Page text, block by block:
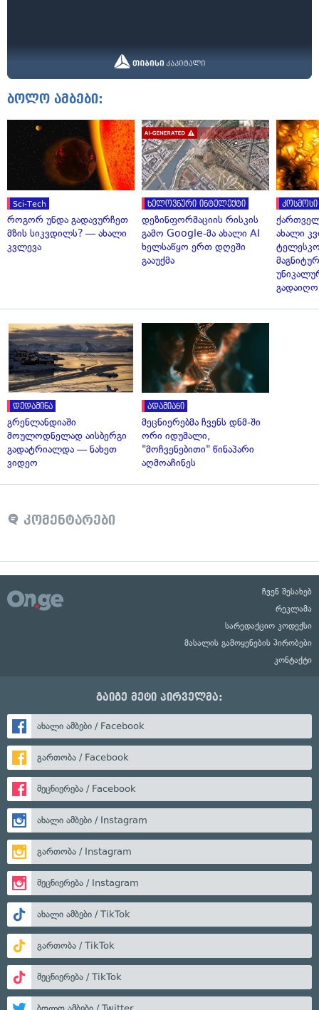
ბოლო ამბები:
Sci-Tech
როგორ უნდა გადავურჩეთ
მზის სიკვდილს? — ახალი
კვლევა
ხელოვნური ინტელექტი
დეზინფორმაციის რისკის
გამო Google-მა ახალი AI
ხელსაწყო ერთ დღეში
გააუქმა
კოსმოსი
ახალი
გადაიღო
დედამიწა
გრენლანდიაში
მოულოდნელად აისბერგი
გადატრიალდა — ნახეთ
ვიდეო
ადამიანი
მეცნიერებმა ჩვენს დნმ-ში
ორი იდუმალი,
"მოჩვენებითი" წინაპარი
აღმოაჩინეს
კომენტარები
ჩვენ შესახებ
რეკლამა
სარედაქციო კოდექსი
მასალის გამოყენების პირობები
კონტაქტი
გაიგე მეტი პირველმა:
ახალი ამბები / Facebook
გართობა / Facebook
მეცნიერება / Facebook
ახალი ამბები / Instagram
გართობა / Instagram
მეცნიერება / Instagram
ახალი ამბები / TikTok
გართობა / TikTok
მეცნიერება / TikTok